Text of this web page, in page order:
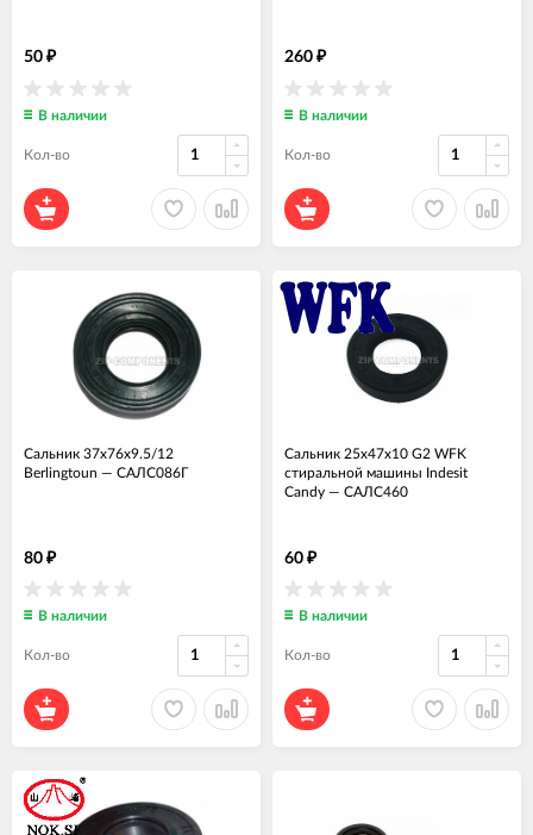
50 ₽
В наличии
Кол-во
260 ₽
В наличии
Кол-во
Сальник 37x76x9.5/12
Berlingtoun — САЛС086Г
80 ₽
В наличии
Кол-во
Сальник 25x47x10 G2 WFK
стиральной машины Indesit
Candy — САЛС460
60 ₽
В наличии
Кол-во